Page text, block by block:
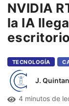
NVIDIA
la IA
TECNOLOGÍA
J.
4 minutos de